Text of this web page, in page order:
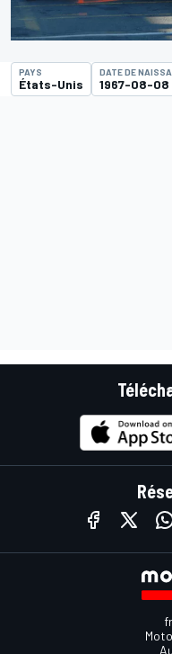
PAYS
États-Unis
DATE DE
1967-08-08